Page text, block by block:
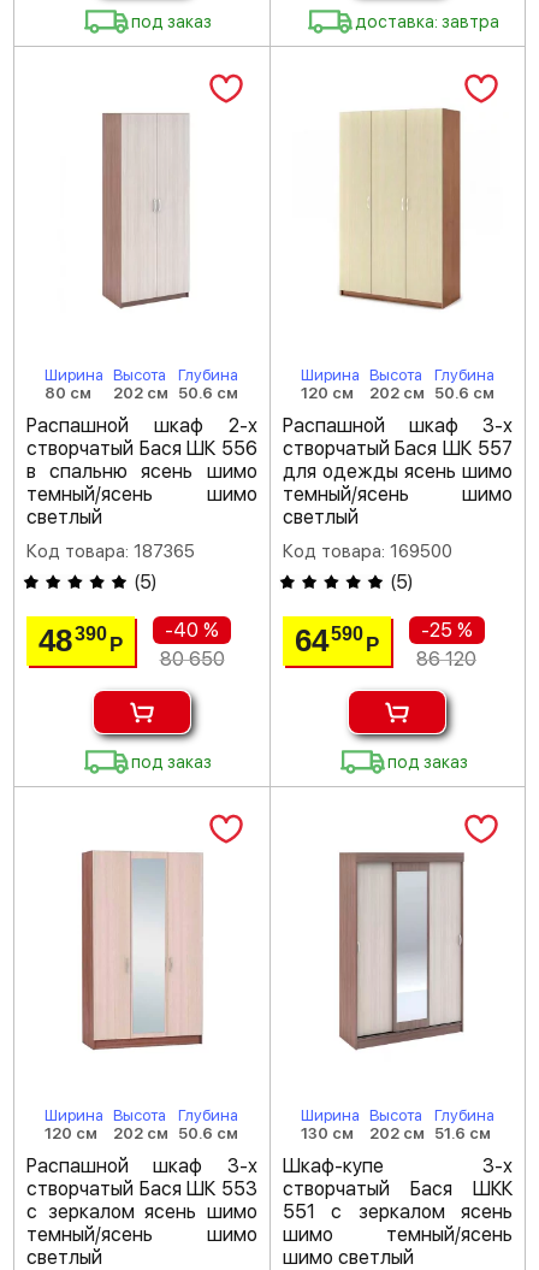
под заказ доставка: завтра
Ширина
80 см
Высота
202 см
Глубина
50.6 см
Распашной шкаф 2-х
створчатый Бася ШК 556
в спальню ясень шимо
темный/ясень шимо
светлый
Код товара: 187365
(5)
48390Р
-40 %
80 650
под заказ
Ширина
120 см
Высота
202 см
Глубина
50.6 см
Распашной шкаф 3-х
створчатый Бася ШК 557
для одежды ясень шимо
темный/ясень шимо
светлый
Код товара: 169500
(5)
64590 Р
-25 %
86 120
под заказ
Ширина
120 см
Высота
202 см
Глубина
50.6 см
Распашной шкаф 3-х
створчатый Бася ШК 553
с зеркалом ясень шимо
темный/ясень шимо
светлый
Ширина
130 см
Высота
202 см
Глубина
51.6 см
Шкаф-купе 3-х
створчатый Бася ШКК
551 с зеркалом ясень
шимо темный/ясень
шимо светлый